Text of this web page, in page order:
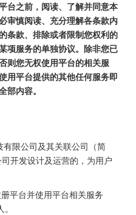
台之前，阅读、了解并同意本
审慎阅读、充分理解各条款内
条款、排除或者限制您权利的
项服务的单独协议。除非您已
则您无权使用平台的相关服
用平台提供的其他任何服务即
部内容。
有限公司及其关联公司（简
司开发设计及运营的，为用户
平台并使用平台相关服务